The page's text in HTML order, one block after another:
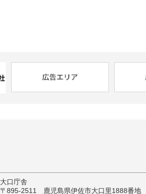
大口庁舎
〒895-2511 鹿児島県伊佐市大口里1888番地